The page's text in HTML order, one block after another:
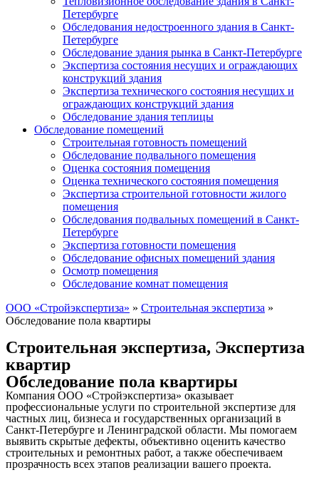
Петербурге
Обследования недостроенного здания в Санкт-
Петербурге
Обследование здания рынка в Санкт-Петербурге
Экспертиза состояния несущих и ограждающих
конструкций здания
Экспертиза технического состояния несущих и
ограждающих конструкций здания
Обследование здания теплицы
Обследование помещений
Строительная готовность помещений
Обследование подвального помещения
Оценка состояния помещения
Оценка технического состояния помещения
Экспертиза строительной готовности жилого
помещения
Обследования подвальных помещений в Санкт-
Петербурге
Экспертиза готовности помещения
Обследование офисных помещений здания
Осмотр помещения
Обследование комнат помещения
ООО «Стройэкспертиза» » Строительная экспертиза »
Обследование пола квартиры
Строительная экспертиза, Экспертиза
квартир
Обследование пола квартиры
Компания ООО «Стройэкспертиза» оказывает
профессиональные услуги по строительной экспертизе для
частных лиц, бизнеса и государственных организаций в
Санкт-Петербурге и Ленинградской области. Мы помогаем
выявить скрытые дефекты, объективно оценить качество
строительных и ремонтных работ, а также обеспечиваем
прозрачность всех этапов реализации вашего проекта.